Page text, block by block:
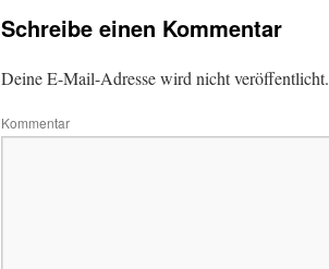
Schreibe einen Kommentar
Deine E-Mail-Adresse wird nicht veröffentlicht.
Kommentar